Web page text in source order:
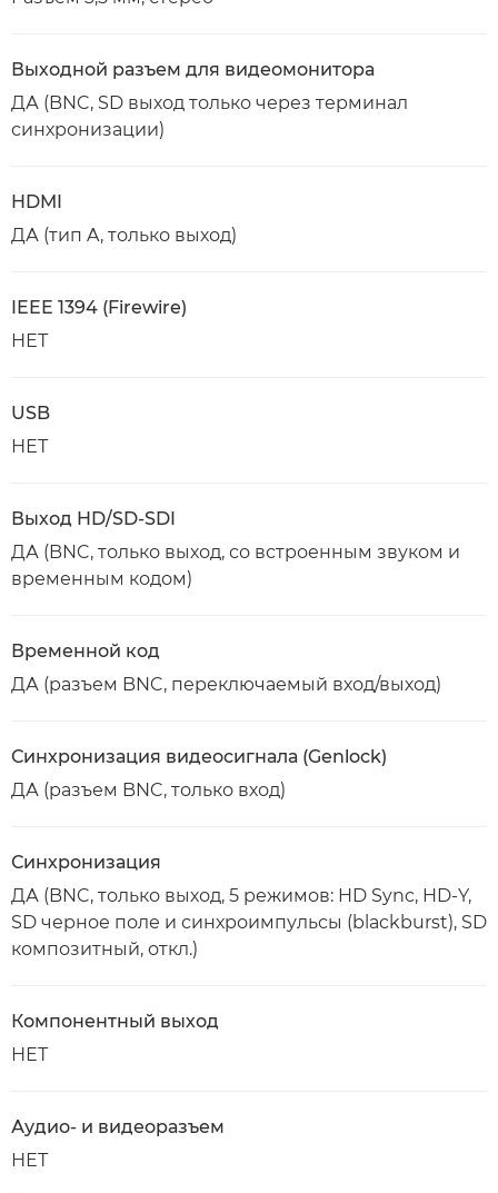
Выходной разъем для видеомонитора
ДА (BNC, SD выход только через терминал
синхронизации)
HDMI
ДА (тип A, только выход)
IEEE 1394 (Firewire)
НЕТ
USB
НЕТ
Выход HD/SD-SDI
ДА (BNC, только выход, со встроенным звуком и
временным кодом)
Временной код
ДА (разъем BNC, переключаемый вход/выход)
Синхронизация видеосигнала (Genlock)
ДА (разъем BNC, только вход)
Синхронизация
ДА (BNC, только выход, 5 режимов: HD Sync, HD-Y,
SD черное поле и синхроимпульсы (blackburst), SD
композитный, откл.)
Компонентный выход
НЕТ
Аудио- и видеоразъем
НЕТ